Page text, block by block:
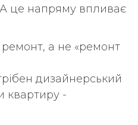
це напряму впливає
а не «ремонт
дизайнерський
квартиру -